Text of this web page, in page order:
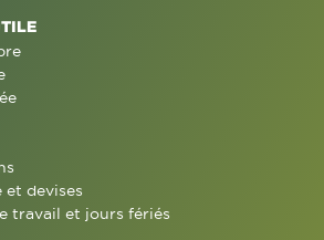
et devises
travail et jours fériés